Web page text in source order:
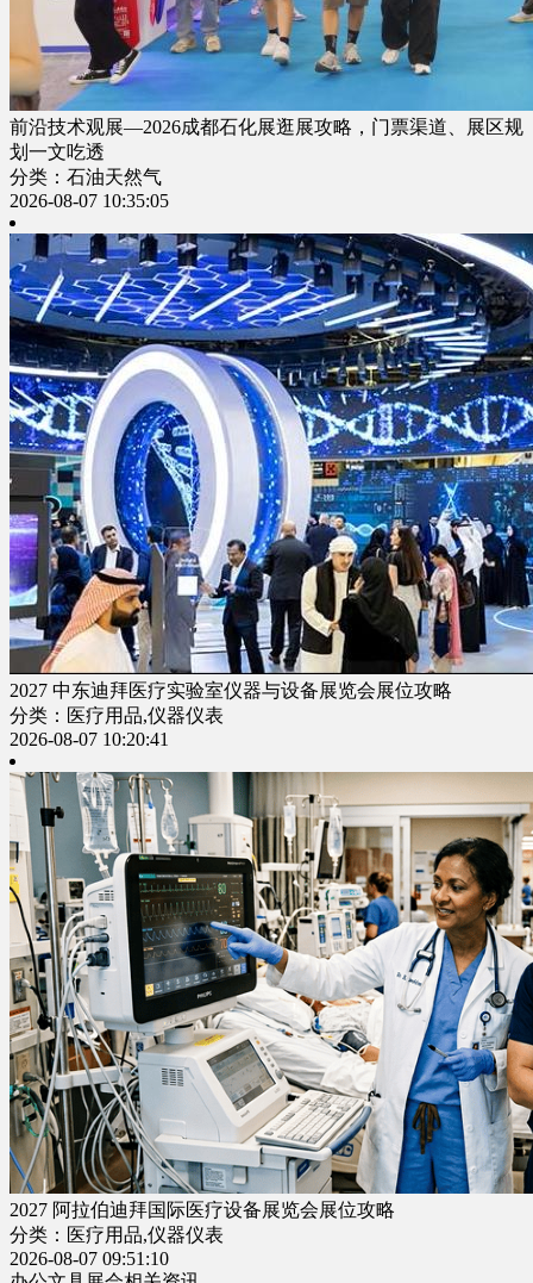
前沿技术观展—2026成都石化展逛展攻略，门票渠道、展区规
划一文吃透
分类：石油天然气
2026-08-07 10:35:05
2027 中东迪拜医疗实验室仪器与设备展览会展位攻略
分类：医疗用品,仪器仪表
2026-08-07 10:20:41
2027 阿拉伯迪拜国际医疗设备展览会展位攻略
分类：医疗用品,仪器仪表
2026-08-07 09:51:10